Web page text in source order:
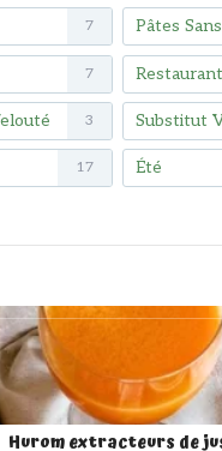
7 Pâtes
7
3 Substitut
17 Été
Hurom extracteurs de